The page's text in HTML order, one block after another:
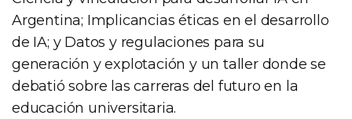
Argentina; Implicancias éticas en el desarrollo
de IA; y Datos y regulaciones para su
generación y explotación y un taller donde se
debatió sobre las carreras del futuro en la
educación universitaria.